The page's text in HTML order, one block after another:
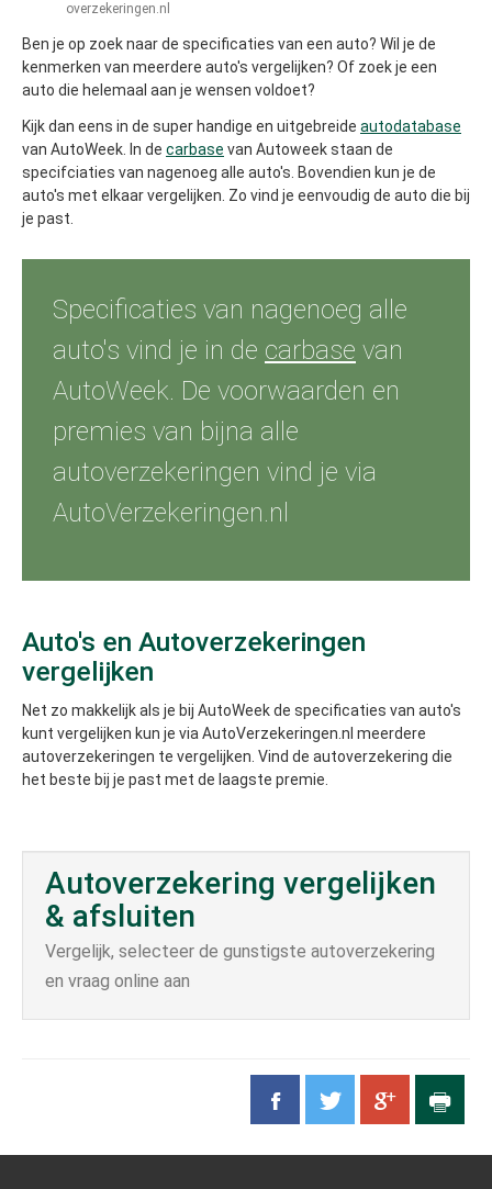
overzekeringen.nl
Ben je op zoek naar de specificaties van een auto? Wil je de
kenmerken van meerdere auto's vergelijken? Of zoek je een
auto die helemaal aan je wensen voldoet?
Kijk dan eens in de super handige en uitgebreide autodatabase
van AutoWeek. In de carbase van Autoweek staan de
specifciaties van nagenoeg alle auto's. Bovendien kun je de
auto's met elkaar vergelijken. Zo vind je eenvoudig de auto die bij
je past.
Specificaties van nagenoeg alle
auto's vind je in de carbase van
AutoWeek. De voorwaarden en
premies van bijna alle
autoverzekeringen vind je via
AutoVerzekeringen.nl
Auto's en Autoverzekeringen
vergelijken
Net zo makkelijk als je bij AutoWeek de specificaties van auto's
kunt vergelijken kun je via AutoVerzekeringen.nl meerdere
autoverzekeringen te vergelijken. Vind de autoverzekering die
het beste bij je past met de laagste premie.
Autoverzekering vergelijken
& afsluiten
Vergelijk, selecteer de gunstigste autoverzekering
en vraag online aan